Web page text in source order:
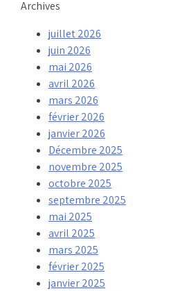
Archives
juillet 2026
juin 2026
mai 2026
avril 2026
mars 2026
février 2026
janvier 2026
Décembre 2025
novembre 2025
octobre 2025
septembre 2025
mai 2025
avril 2025
mars 2025
février 2025
janvier 2025